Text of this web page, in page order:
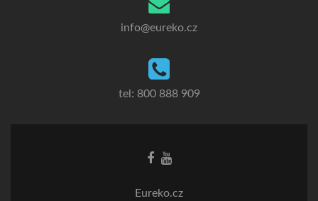
info@eureko.cz
tel: 800 888 909
Eureko.cz